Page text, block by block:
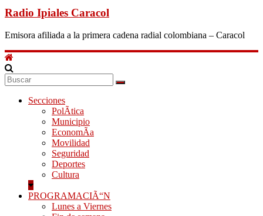
Radio Ipiales Caracol
Emisora afiliada a la primera cadena radial colombiana – Caracol
Secciones
PolÃ­tica
Municipio
EconomÃ­a
Movilidad
Seguridad
Deportes
Cultura
PROGRAMACIÃ“N
Lunes a Viernes